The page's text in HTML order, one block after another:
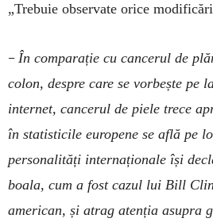
„Trebuie observate orice
– În comparație cu cancerul de
colon, despre care se vorbește pe
internet, cancerul de piele trece
în statisticile europene se află pe
personalități internaționale își
boala, cum a fost cazul lui Bill
american, și atrag atenția asupra